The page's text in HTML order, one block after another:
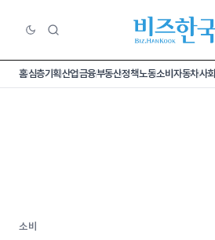
홈심층기획산업금융부동산정책노동소비 자동차사회
소비